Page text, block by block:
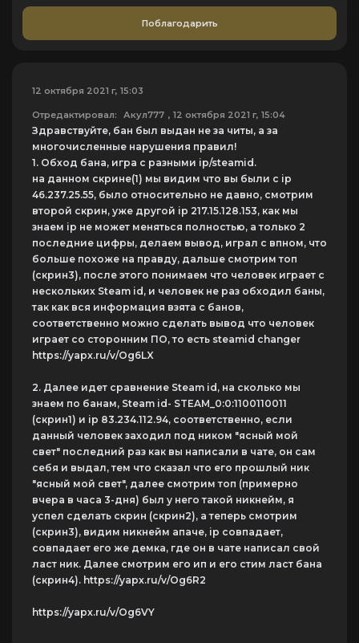
Поблагодарить
12 октября 2021 г, 15:03
Отредактировал: Акул777 , 12 октября 2021 г, 15:04
Здравствуйте, бан был выдан не за читы, а за
многочисленные нарушения правил!
1. Обход бана, игра с разными ip/steamid.
на данном скрине(1) мы видим что вы были с ip
46.237.25.55, было относительно не давно, смотрим
второй скрин, уже другой ip 217.15.128.153, как мы
знаем ip не может меняться полностью, а только 2
последние цифры, делаем вывод, играл с впном, что
больше похоже на правду, дальше смотрим топ
(скрин3), после этого понимаем что человек играет с
нескольких Steam id, и человек не раз обходил баны,
так как вся информация взята с банов,
соответственно можно сделать вывод что человек
играет со сторонним ПО, то есть steamid changer
https://yapx.ru/v/Og6LX
2. Далее идет сравнение Steam id, на сколько мы
знаем по банам, Steam id- STEAM_0:0:1100110011
(скрин1) и ip 83.234.112.94, соответственно, если
данный человек заходил под ником "ясный мой
свет" последний раз как вы написали в чате, он сам
себя и выдал, тем что сказал что его прошлый ник
"ясный мой свет", далее смотрим топ (примерно
вчера в часа 3-дня) был у него такой никнейм, я
успел сделать скрин (скрин2), а теперь смотрим
(скрин3), видим никнейм апаче, ip совпадает,
совпадает его же демка, где он в чате написал свой
ласт ник. Далее смотрим его ип и его стим ласт бана
(скрин4). https://yapx.ru/v/Og6R2
https://yapx.ru/v/Og6VY